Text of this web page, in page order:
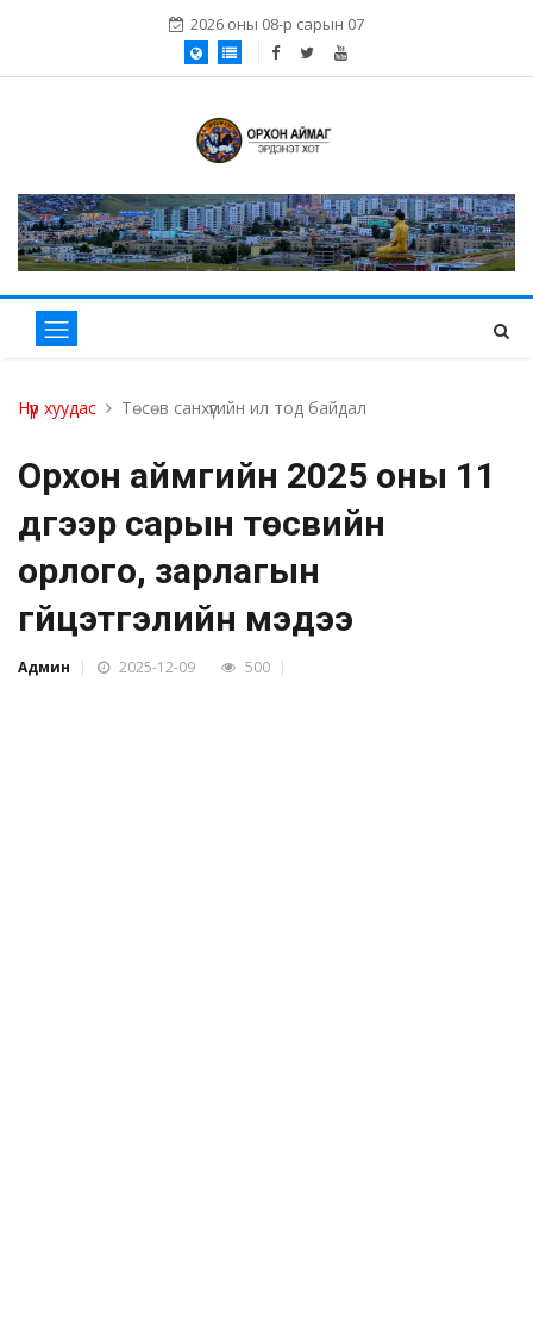
2026 оны 08-р сарын 07
Нүүр хуудас Төсөв санхүүгийн ил тод байдал
Орхон аймгийн 2025 оны 11
дүгээр сарын төсвийн
орлого, зарлагын
гүйцэтгэлийн мэдээ
Админ 2025-12-09 500